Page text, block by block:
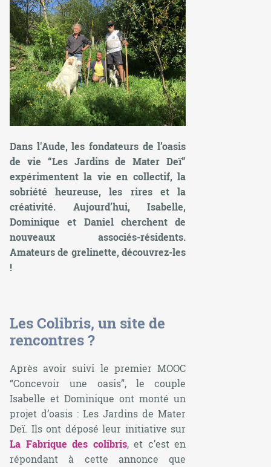
Dans l'Aude, les fondateurs de l’oasis
de vie “Les Jardins de Mater Deï”
expérimentent la vie en collectif, la
sobriété heureuse, les rires et la
créativité. Aujourd’hui, Isabelle,
Dominique et Daniel cherchent de
nouveaux associés-résidents.
Amateurs de grelinette, découvrez-les
!
Les Colibris, un site de
rencontres ?
Après avoir suivi le premier MOOC
“Concevoir une oasis”, le couple
Isabelle et Dominique ont monté un
projet d’oasis : Les Jardins de Mater
Deï. Ils ont déposé leur initiative sur
La Fabrique des colibris, et c’est en
répondant à cette annonce que